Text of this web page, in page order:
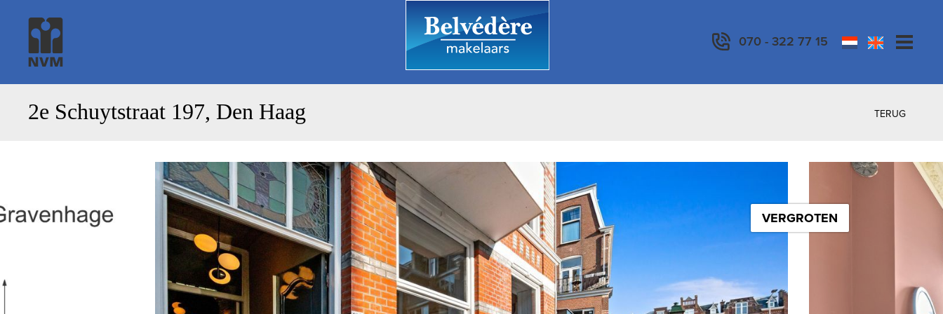
070 - 322 77 15
2e Schuytstraat 197, Den Haag TERUG
VERGROTEN